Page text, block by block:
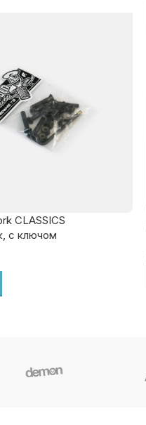
CLASSICS
с ключом